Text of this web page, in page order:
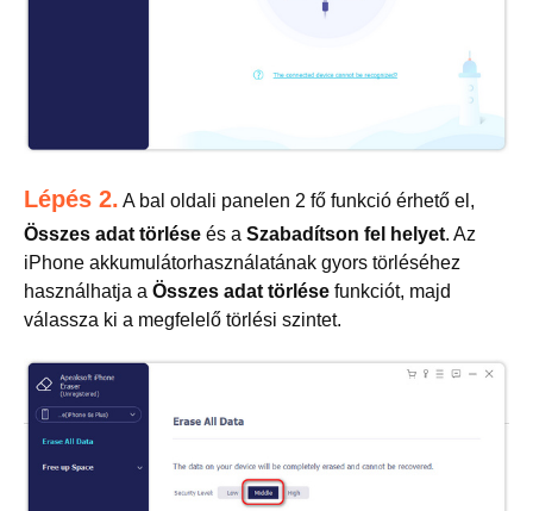
Lépés 2. A bal oldali panelen 2 fő funkció érhető el,
Összes adat törlése és a Szabadítson fel helyet. Az
iPhone akkumulátorhasználatának gyors törléséhez
használhatja a Összes adat törlése funkciót, majd
válassza ki a megfelelő törlési szintet.